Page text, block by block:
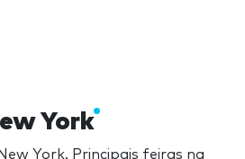
York
York. Principais feiras na